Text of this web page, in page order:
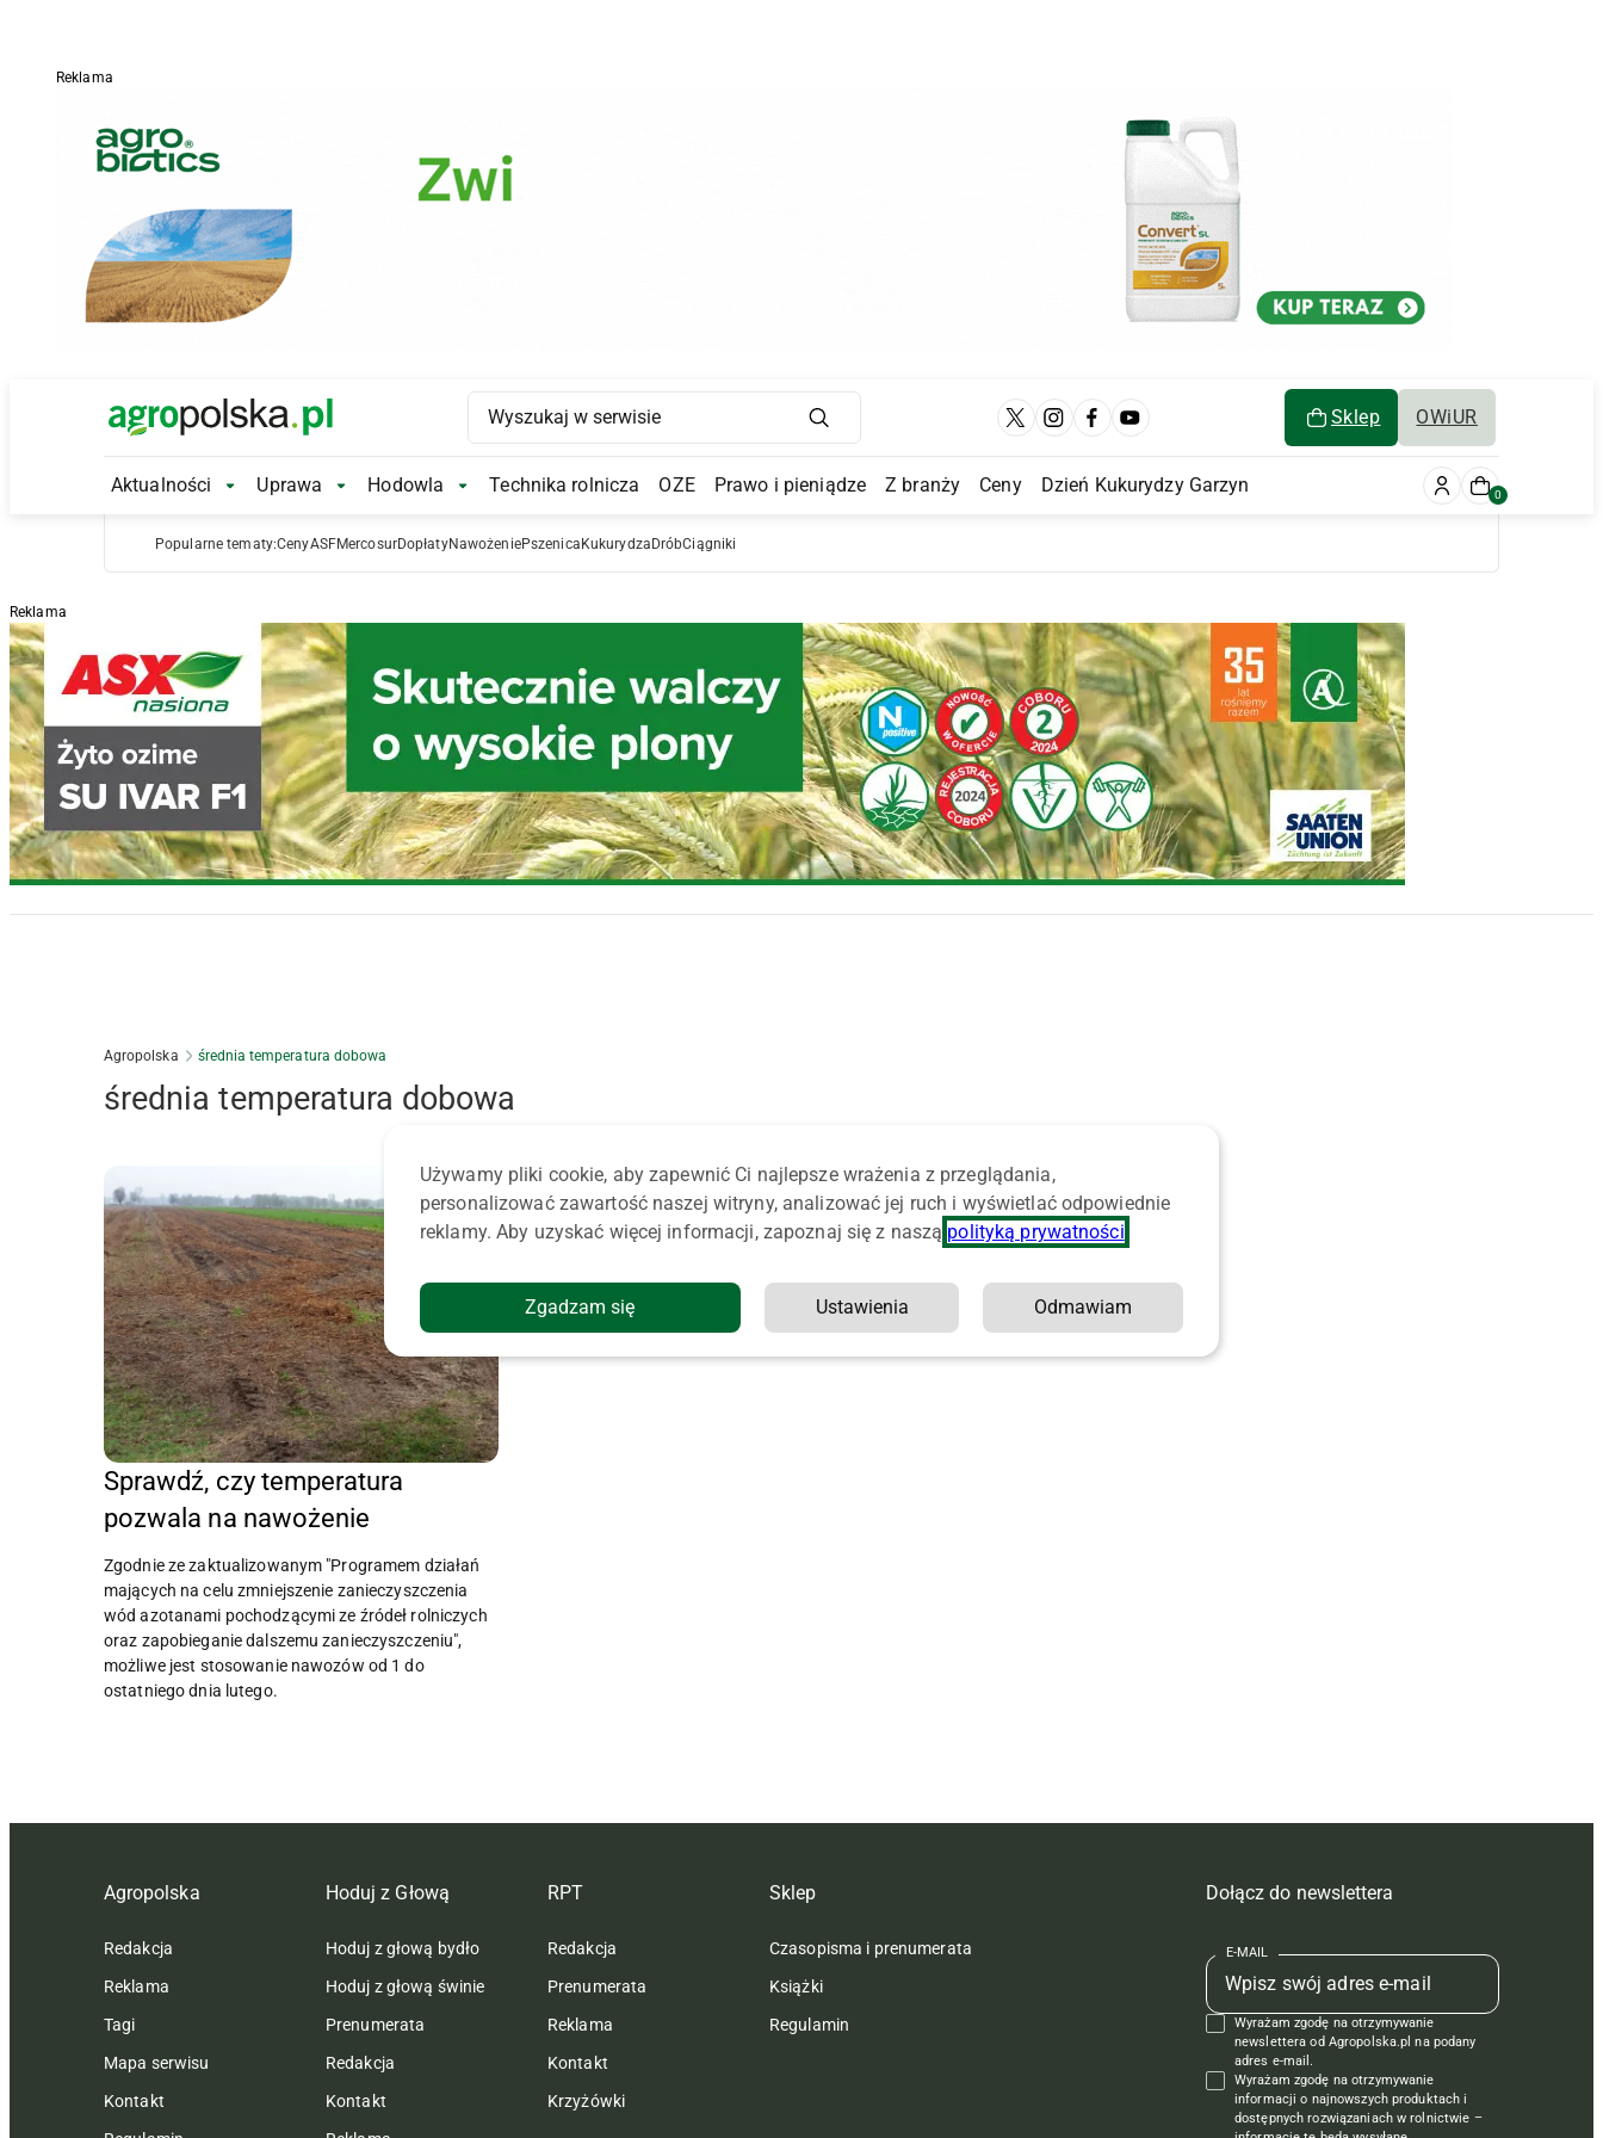
Reklama
Main Logo Sklep OWiUR
Main Navigation
Aktualności Aktualności Submenu
Uprawa Uprawa Submenu
Hodowla Hodowla Submenu
Technika rolnicza OZE Prawo i pieniądze Z branży Ceny Dzień Kukurydzy Garzyn 0
Popularne tematy:CenyASFMercosurDopłatyNawożeniePszenica Kukurydza DróbCiągniki
Reklama
Agropolska średnia temperatura dobowa
średnia temperatura dobowa
Sprawdź, czy temperatura
pozwala na nawożenie
Zgodnie ze zaktualizowanym "Programem działań
mających na celu zmniejszenie zanieczyszczenia
wód azotanami pochodzącymi ze źródeł rolniczych
oraz zapobieganie dalszemu zanieczyszczeniu",
możliwe jest stosowanie nawozów od 1 do
ostatniego dnia lutego.
Agropolska
Redakcja
Reklama
Tagi
Mapa serwisu
Kontakt
Hoduj z Głową
Hoduj z głową bydło
Hoduj z głową świnie
Prenumerata
Redakcja
Kontakt
RPT
Redakcja
Prenumerata
Reklama
Kontakt
Krzyżówki
Sklep
Czasopisma i prenumerata
Książki
Regulamin
Dołącz do newslettera
E-MAIL
Wyrażam zgodę na otrzymywanie
newslettera od Agropolska.pl na podany
adres e-mail.
Wyrażam zgodę na otrzymywanie
informacji o najnowszych produktach i
dostępnych rozwiązaniach w rolnictwie –
Używamy pliki cookie, aby zapewnić Ci najlepsze wrażenia z przeglądania,
personalizować zawartość naszej witryny, analizować jej ruch i wyświetlać odpowiednie
reklamy. Aby uzyskać więcej informacji, zapoznaj się z naszą polityką prywatności
Zgadzam się Ustawienia Odmawiam